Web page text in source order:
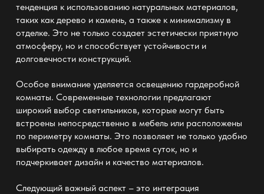
тенденция к использованию натуральных материалов,
таких как дерево и камень, а также к минимализму в
отделке. Это не только создает эстетически приятную
атмосферу, но и способствует устойчивости и
долговечности конструкций.
Особое внимание уделяется освещению гардеробной
комнаты. Современные технологии предлагают
широкий выбор светильников, которые могут быть
встроены непосредственно в мебель или расположены
по периметру комнаты. Это позволяет не только удобно
выбирать одежду в любое время суток, но и
подчеркивает дизайни качество материалов.
Следующий важный аспект – это интеграция